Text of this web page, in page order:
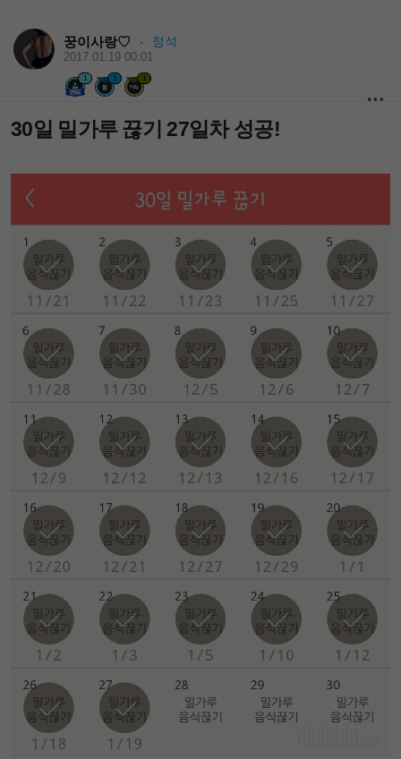
꿍이사랑♡ · 정석
2017.01.19 00:01
1 1 1
30일 밀가루 끊기 27일차 성공!